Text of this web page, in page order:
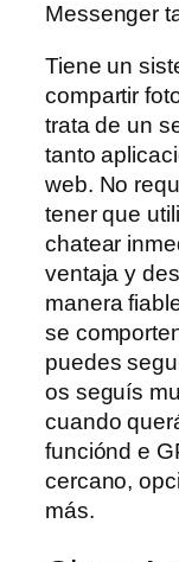
Messenger
Tiene un
compartir
trata de un
tanto
web. No
tener que
chatear
ventaja y
manera
se
puedes
os seguís
cuando
funciónd e
cercano,
más.